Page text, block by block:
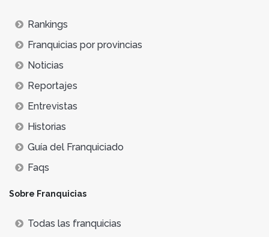
Rankings
Franquicias por provincias
Noticias
Reportajes
Entrevistas
Historias
Guía del Franquiciado
Faqs
Sobre Franquicias
Todas las franquicias